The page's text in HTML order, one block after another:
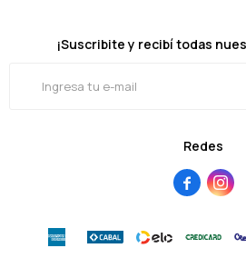
Redes
 
¡Suscribite y recibí todas